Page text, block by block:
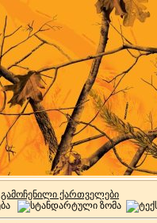
გამოჩენილი ქართველები